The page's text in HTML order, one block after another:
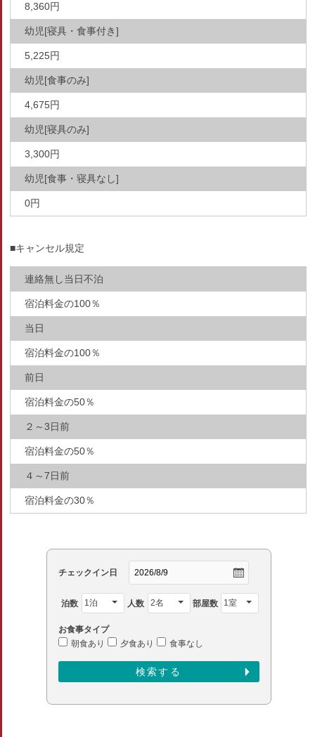
8,360円
幼児[寝具・食事付き]
5,225円
幼児[食事のみ]
4,675円
幼児[寝具のみ]
3,300円
幼児[食事・寝具なし]
0円
■キャンセル規定
連絡無し当日不泊
宿泊料金の100％
当日
宿泊料金の100％
前日
宿泊料金の50％
２～3日前
宿泊料金の50％
４～7日前
宿泊料金の30％
チェックイン日
泊数 人数 部屋数
お食事タイプ
朝食あり
夕食あり 食事なし